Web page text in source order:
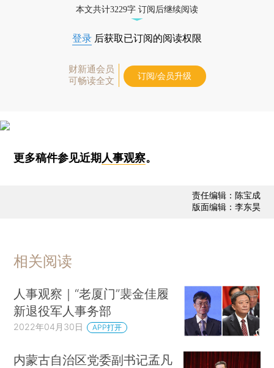
本文共计3229字 订阅后继续阅读
登录 后获取已订阅的阅读权限
财新通会员
可畅读全文
订阅/会员升级
更多稿件参见近期人事观察。
责任编辑：陈宝成
版面编辑：李东昊
相关阅读
人事观察｜“老厦门”裴金佳履
新退役军人事务部
2022年04月30日 APP打开
内蒙古自治区党委副书记孟凡